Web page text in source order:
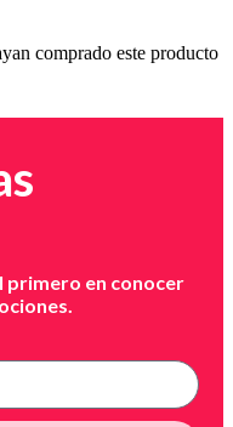
comprado este producto
primero en conocer